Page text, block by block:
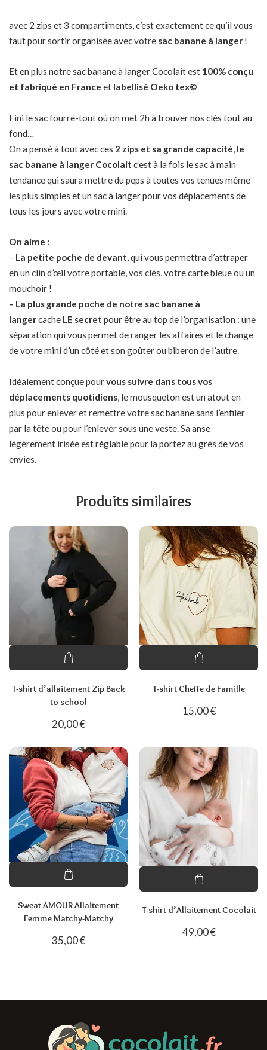
avec 2 zips et 3 compartiments, c’est exactement ce qu’il vous
faut pour sortir organisée avec votre sac banane à langer !
Et en plus notre sac banane à langer Cocolait est 100% conçu
et fabriqué en France et labellisé Oeko tex©
Fini le sac fourre-tout où on met 2h à trouver nos clés tout au
fond…
On a pensé à tout avec ces 2 zips et sa grande capacité le
sac banane à langer Cocolait c’est à la fois le sac à main
tendance qui saura mettre du peps à toutes vos tenues même
les plus simples et un sac à langer pour vos déplacements de
tous les jours avec votre mini.
On aime :
– La petite poche de devant,qui vous permettra d’attraper
en un clin d’œil votre portable, vos clés, votre carte bleue ou un
mouchoir !
– La plus grande poche de notre sac banane à
langercache LE secret pour être au top de l’organisation : une
séparation qui vous permet de ranger les affaires et le change
de votre mini d’un côté et son goûter ou biberon de l’autre.
Idéalement conçue pourvous suivre dans tous vos
déplacements quotidiens , le mousqueton est un atout en
plus pour enlever et remettre votre sac banane sans l’enfiler
par la tête ou pour l’enlever sous une veste. Sa anse
légèrement irisée est réglable pour la portez au grès de vos
envies.
Produits similaires
T-shirt d’allaitement Zip Back
to school
20,00€
T-shirt Cheffe de Famille
15,00€
Sweat AMOUR Allaitement
Femme Matchy-Matchy
35,00€
T-shirt d’Allaitement Cocolait
49,00€